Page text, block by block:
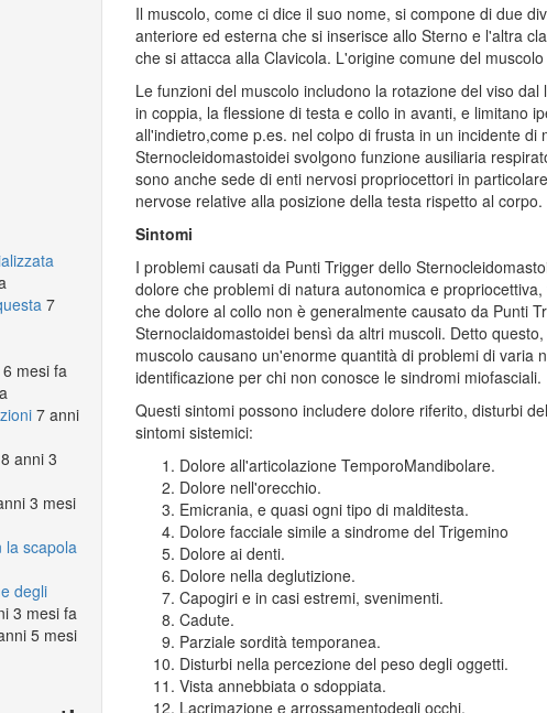
7
mesi fa
7 anni
8 anni 3
3 mesi
la scapola
degli
3 mesi fa
5 mesi
Il muscolo, come ci dice il suo nome, si compone di due
anteriore ed esterna che si inserisce allo Sterno e l'altra
che si attacca alla Clavicola. L'origine comune del
Le funzioni del muscolo includono la rotazione del viso
in coppia, la flessione di testa e collo in avanti, e limitano
all'indietro,come p.es. nel colpo di frusta in un incidente di
Sternocleidomastoidei svolgono funzione ausiliaria
sono anche sede di enti nervosi propriocettori in
nervose relative alla posizione della testa rispetto al corpo.
Sintomi
I problemi causati da Punti Trigger dello
dolore che problemi di natura autonomica e
che dolore al collo non è generalmente causato da Punti
Sternoclaidomastoidei bensì da altri muscoli. Detto
muscolo causano un'enorme quantità di problemi di varia
identificazione per chi non conosce le sindromi miofasciali.
Questi sintomi possono includere dolore riferito, disturbi
sintomi sistemici:
Dolore all'articolazione TemporoMandibolare.
Dolore nell'orecchio.
Emicrania, e quasi ogni tipo di malditesta.
Dolore facciale simile a sindrome del Trigemino
Dolore ai denti.
Dolore nella deglutizione.
Capogiri e in casi estremi, svenimenti.
Cadute.
Parziale sordità temporanea.
Disturbi nella percezione del peso degli oggetti.
Vista annebbiata o sdoppiata.
Lacrimazione e arrossamentodegli occhi.